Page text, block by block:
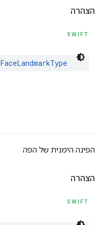
הצהרה
SWIFT
FaceLandmarkType
הפינה הימנית של הפה
הצהרה
SWIFT